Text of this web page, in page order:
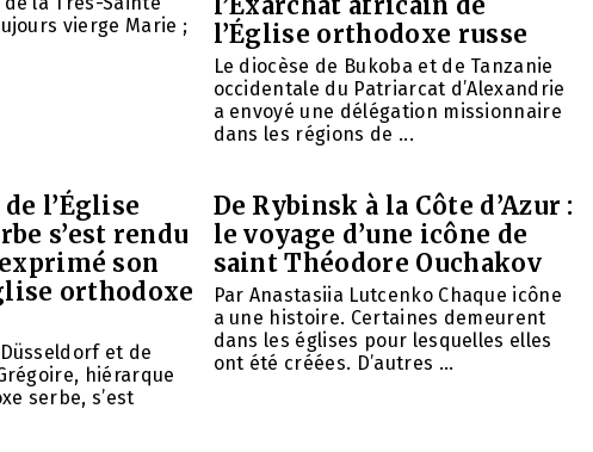
vierge Marie ;
l’Église orthodoxe russe
Le diocèse de Bukoba et de Tanzanie
occidentale du Patriarcat d’Alexandrie
a envoyé une délégation missionnaire
dans les régions de ...
l’Église
s’est rendu
son
orthodoxe
et de
hiérarque
serbe, s’est
De Rybinsk à la Côte d’Azur :
le voyage d’une icône de
saint Théodore Ouchakov
Par Anastasiia Lutcenko Chaque icône
a une histoire. Certaines demeurent
dans les églises pour lesquelles elles
ont été créées. D’autres ...